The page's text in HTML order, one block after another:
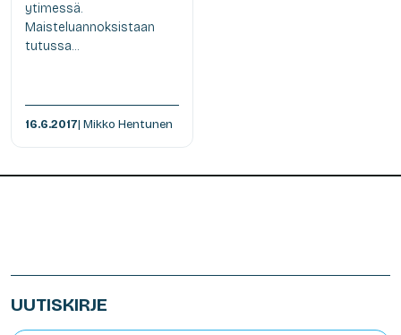
ytimessä.
Maisteluannoksistaan
tutussa...
16.6.2017| Mikko Hentunen
UUTISKIRJE